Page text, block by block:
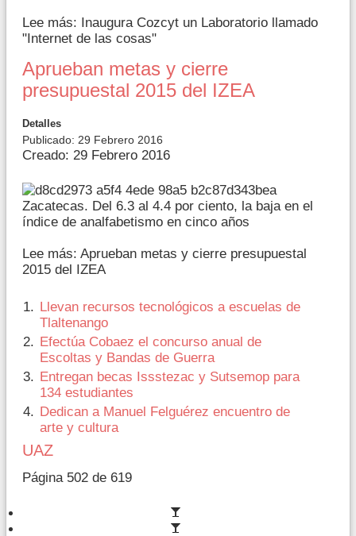
Lee más: Inaugura Cozcyt un Laboratorio llamado
"Internet de las cosas"
Aprueban metas y cierre
presupuestal 2015 del IZEA
Detalles
Publicado: 29 Febrero 2016
Creado: 29 Febrero 2016
Zacatecas. Del 6.3 al 4.4 por ciento, la baja en el
índice de analfabetismo en cinco años
Lee más: Aprueban metas y cierre presupuestal
2015 del IZEA
Llevan recursos tecnológicos a escuelas de
Tlaltenango
Efectúa Cobaez el concurso anual de
Escoltas y Bandas de Guerra
Entregan becas Issstezac y Sutsemop para
134 estudiantes
Dedican a Manuel Felguérez encuentro de
arte y cultura
UAZ
Página 502 de 619